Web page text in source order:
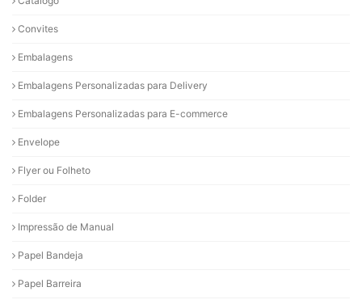
Convites
Embalagens
Embalagens Personalizadas para Delivery
Embalagens Personalizadas para E-commerce
Envelope
Flyer ou Folheto
Folder
Impressão de Manual
Papel Bandeja
Papel Barreira